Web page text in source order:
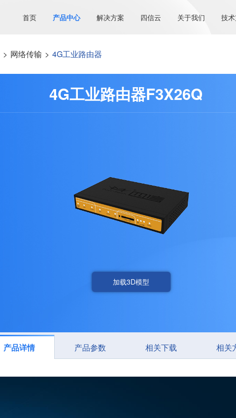
首页 产品中心 解决方案 四信云 关于我们 技
> 网络传输 > 4G工业路由器
4G工业路由器F3X26Q
加载3D模型
产品详情 产品参数 相关下载 相关